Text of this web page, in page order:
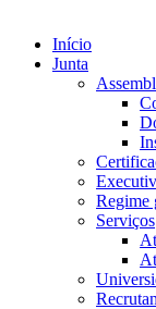
Início
Junta
Regime
Serviços